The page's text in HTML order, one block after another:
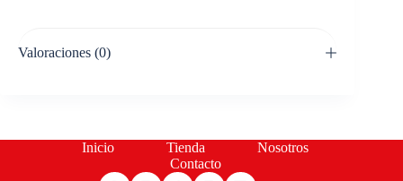
Valoraciones (0)
Inicio Tienda
Nosotros
Contacto